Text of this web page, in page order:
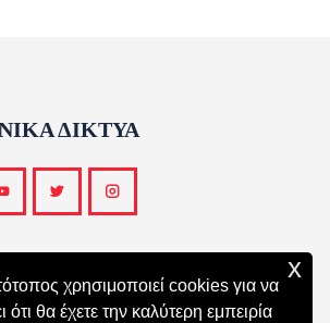
ΔΙΚΤΥΑ
χρησιμοποιεί cookies για να
ότι θα έχετε την καλύτερη εμπειρία
x